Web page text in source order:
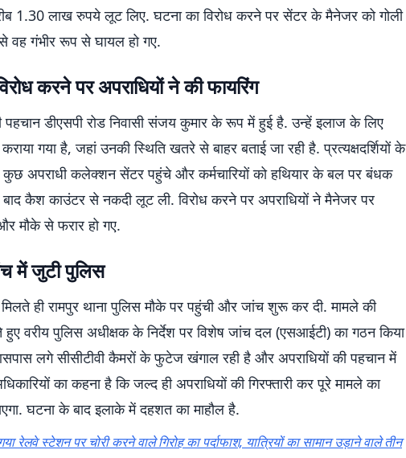
1.30 लाख रुपये लूट लिए. घटना का विरोध करने पर सेंटर के मैनेजर को गोली
वह गंभीर रूप से घायल हो गए.
करने पर अपराधियों ने की फायरिंग
डीएसपी रोड निवासी संजय कुमार के रूप में हुई है. उन्हें इलाज के लिए
गया है, जहां उनकी स्थिति खतरे से बाहर बताई जा रही है. प्रत्यक्षदर्शियों के
कुछ अपराधी कलेक्शन सेंटर पहुंचे और कर्मचारियों को हथियार के बल पर बंधक
कैश काउंटर से नकदी लूट ली. विरोध करने पर अपराधियों ने मैनेजर पर
मौके से फरार हो गए.
में जुटी पुलिस
ही रामपुर थाना पुलिस मौके पर पहुंची और जांच शुरू कर दी. मामले की
हुए वरीय पुलिस अधीक्षक के निर्देश पर विशेष जांच दल (एसआईटी) का गठन किया
लगे सीसीटीवी कैमरों के फुटेज खंगाल रही है और अपराधियों की पहचान में
का कहना है कि जल्द ही अपराधियों की गिरफ्तारी कर पूरे मामले का
घटना के बाद इलाके में दहशत का माहौल है.
गया रेलवे स्टेशन पर चोरी करने वाले गिरोह का पर्दाफाश, यात्रियों का सामान उड़ाने वाले तीन